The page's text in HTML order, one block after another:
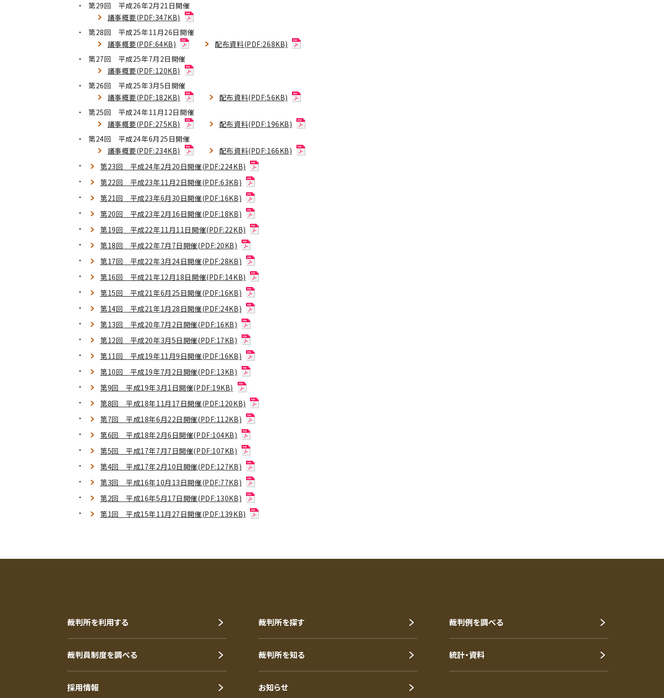
第29回 平成26年2月21日開催
議事概要(PDF:347KB)
第28回 平成25年11月26日開催
議事概要(PDF:64KB)
配布資料(PDF:268KB)
第27回 平成25年7月2日開催
議事概要(PDF:120KB)
第26回 平成25年3月5日開催
議事概要(PDF:182KB)
配布資料(PDF:56KB)
第25回 平成24年11月12日開催
議事概要(PDF:275KB)
配布資料(PDF:196KB)
第24回 平成24年6月25日開催
議事概要(PDF:234KB)
配布資料(PDF:166KB)
第23回 平成24年2月20日開催(PDF:224KB)
第22回 平成23年11月2日開催(PDF:63KB)
第21回 平成23年6月30日開催(PDF:16KB)
第20回 平成23年2月16日開催(PDF:18KB)
第19回 平成22年11月11日開催(PDF:22KB)
第18回 平成22年7月7日開催(PDF:20KB)
第17回 平成22年3月24日開催(PDF:28KB)
第16回 平成21年12月18日開催(PDF:14KB)
第15回 平成21年6月25日開催(PDF:16KB)
第14回 平成21年1月28日開催(PDF:24KB)
第13回 平成20年7月2日開催(PDF:16KB)
第12回 平成20年3月5日開催(PDF:17KB)
第11回 平成19年11月9日開催(PDF:16KB)
第10回 平成19年7月2日開催(PDF:13KB)
第9回 平成19年3月1日開催(PDF:19KB)
第8回 平成18年11月17日開催(PDF:120KB)
第7回 平成18年6月22日開催(PDF:112KB)
第6回 平成18年2月6日開催(PDF:104KB)
第5回 平成17年7月7日開催(PDF:107KB)
第4回 平成17年2月10日開催(PDF:127KB)
第3回 平成16年10月13日開催(PDF:77KB)
第2回 平成16年5月17日開催(PDF:130KB)
第1回 平成15年11月27日開催(PDF:139KB)
裁判所を利用する 裁判所を探す 裁判例を調べる
裁判員制度を調べる 裁判所を知る 統計・資料
採用情報 お知らせ